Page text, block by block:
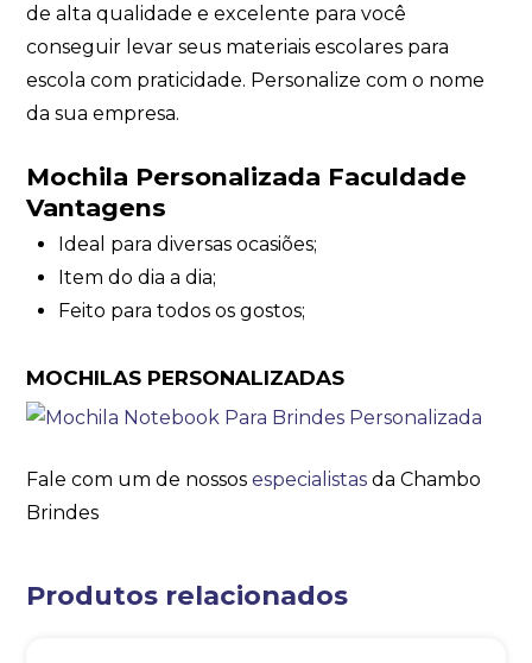
de alta qualidade e excelente para você
conseguir levar seus materiais escolares para
escola com praticidade. Personalize com o nome
da sua empresa.
Mochila Personalizada Faculdade
Vantagens
Ideal para diversas ocasiões;
Item do dia a dia;
Feito para todos os gostos;
MOCHILAS PERSONALIZADAS
Fale com um de nossosespecialistas da Chambo
Brindes
Produtos relacionados